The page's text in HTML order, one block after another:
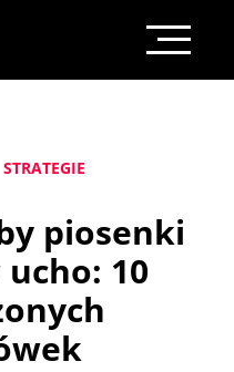
STRATEGIE
piosenki
10